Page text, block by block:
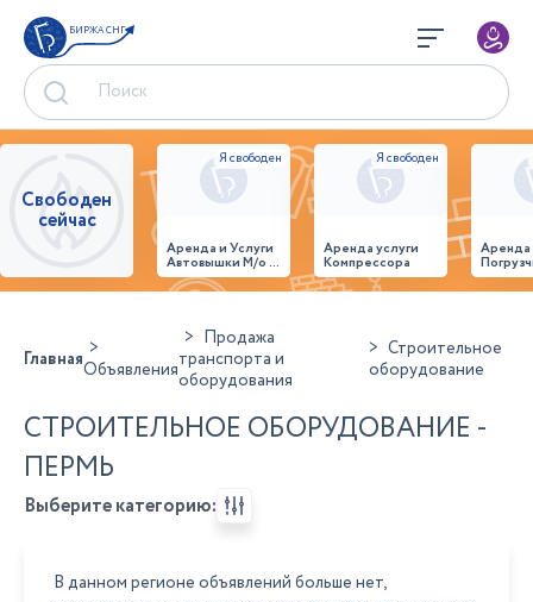
БИРЖА СНГ
Свободен
сейчас
Аренда и Услуги
Автовышки М/о г.
Домодедово
26,28,32 место
Аренда услуги
Компрессора
ГлавнаяОбъявления
Продажа
транспорта и
оборудования
Строительное
оборудование
СТРОИТЕЛЬНОЕ ОБОРУДОВАНИЕ -
ПЕРМЬ
Выберите категорию:
В данном регионе объявлений больше нет,